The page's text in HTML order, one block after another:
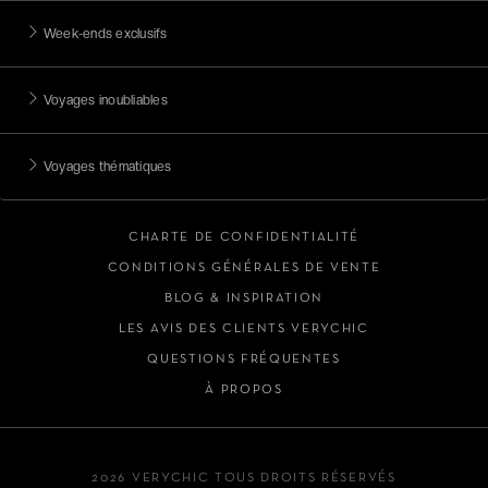
Week-ends exclusifs
Voyages inoubliables
Voyages thématiques
CHARTE DE CONFIDENTIALITÉ
CONDITIONS GÉNÉRALES DE VENTE
BLOG & INSPIRATION
LES AVIS DES CLIENTS VERYCHIC
QUESTIONS FRÉQUENTES
À PROPOS
2026 VERYCHIC TOUS DROITS RÉSERVÉS